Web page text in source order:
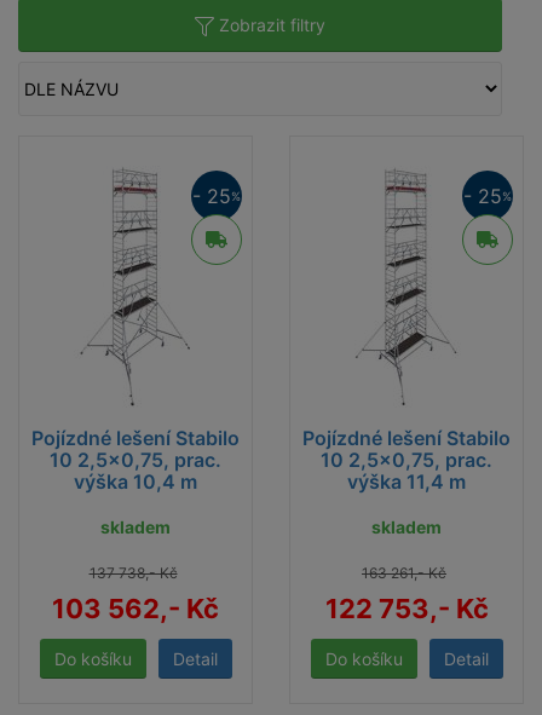
Zobrazit filtry
Pojízdné lešení Stabilo
10 2,5x0,75, prac.
výška 10,4 m
skladem
137 738,- Kč
103 562,- Kč
Detail
- 25%
Pojízdné lešení Stabilo
10 2,5x0,75, prac.
výška 11,4 m
skladem
163 261,- Kč
122 753,- Kč
Detail
- 25%